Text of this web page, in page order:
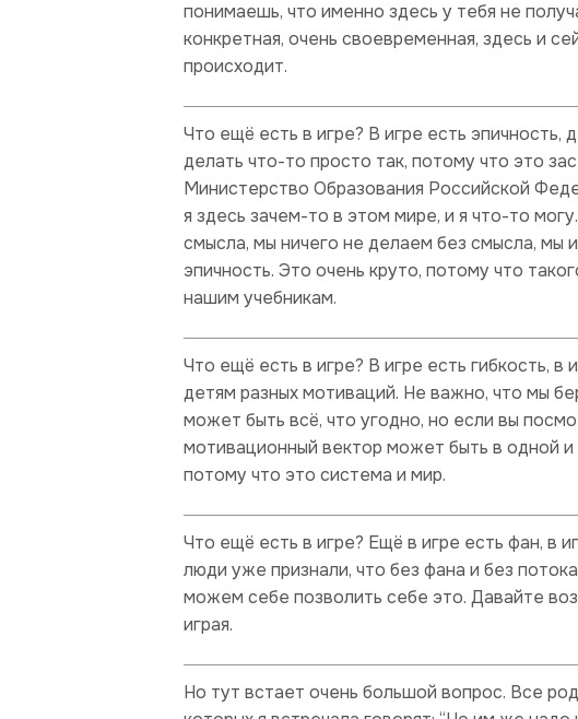
понимаешь, что именно здесь у тебя не
конкретная, очень своевременная, здесь и
происходит.
Что ещё есть в игре? В игре есть
делать что-то просто так, потому что это
Министерство Образования Российской
я здесь зачем-то в этом мире, и я что-то
смысла, мы ничего не делаем без смысла, мы
эпичность. Это очень круто, потому что
нашим учебникам.
Что ещё есть в игре? В игре есть гибкость, в
детям разных мотиваций. Не важно, что мы
может быть всё, что угодно, но если вы
мотивационный вектор может быть в одной и
потому что это система и мир.
Что ещё есть в игре? Ещё в игре есть фан, в
люди уже признали, что без фана и без
можем себе позволить себе это. Давайте
играя.
Но тут встает очень большой вопрос. Все